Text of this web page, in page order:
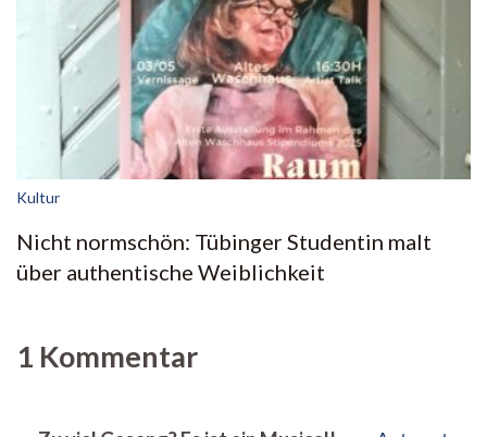
Kultur
Nicht normschön: Tübinger Studentin malt
über authentische Weiblichkeit
1 Kommentar